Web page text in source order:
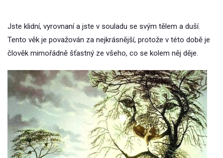
Jste klidní, vyrovnaní a jste v souladu se svým tělem a duší.
Tento věk je považován za nejkrásnější, protože v této době je
člověk mimořádně šťastný ze všeho, co se kolem něj děje.